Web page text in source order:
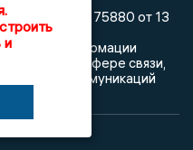
Эл № ФС 77 - 75880 от 13
информации
надзору в сфере связи,
коммуникаций
и